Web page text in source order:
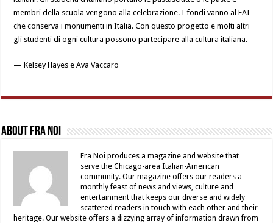
membri della scuola vengono alla celebrazione. I fondi vanno al FAI
che conserva i monumenti in Italia. Con questo progetto e molti altri
gli studenti di ogni cultura possono partecipare alla cultura italiana.
— Kelsey Hayes e Ava Vaccaro
About Fra Noi
Fra Noi produces a magazine and website that
serve the Chicago-area Italian-American
community. Our magazine offers our readers a
monthly feast of news and views, culture and
entertainment that keeps our diverse and widely
scattered readers in touch with each other and their
heritage. Our website offers a dizzying array of information drawn from